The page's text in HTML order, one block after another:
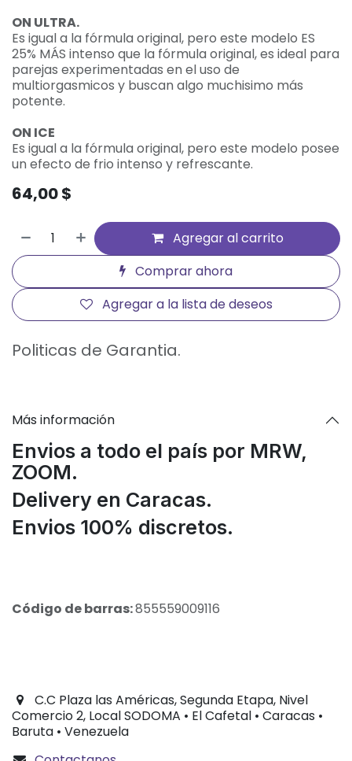
ON ULTRA.
Es igual a la fórmula original, pero este modelo ES
25% MÁS intenso que la fórmula original, es ideal para
parejas experimentadas en el uso de
multiorgasmicos y buscan algo muchisimo más
potente.
ON ICE
Es igual a la fórmula original, pero este modelo posee
un efecto de frio intenso y refrescante.
64,00$
Agregar al carrito
Comprar ahora
Agregar a la lista de deseos
Politicas de Garantia.
Más información
Envios a todo el país por MRW,
ZOOM.
Delivery en Caracas.
Envios 100% discretos.
Código de barras:855559009116
C.C Plaza las Américas, Segunda Etapa, Nivel
Comercio 2, Local SODOMA • El Cafetal • Caracas •
Baruta • Venezuela